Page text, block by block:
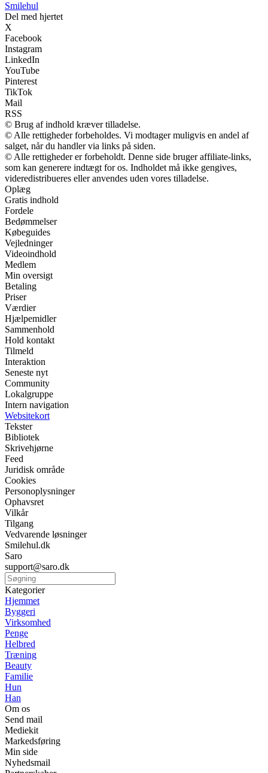
Smilehul
Del med hjertet
X
Facebook
Instagram
LinkedIn
YouTube
Pinterest
TikTok
Mail
RSS
© Brug af indhold kræver tilladelse.
© Alle rettigheder forbeholdes. Vi modtager muligvis en andel af
salget, når du handler via links på siden.
© Alle rettigheder er forbeholdt. Denne side bruger affiliate-links,
som kan generere indtægt for os. Indholdet må ikke gengives,
videredistribueres eller anvendes uden vores tilladelse.
Oplæg
Gratis indhold
Fordele
Bedømmelser
Købeguides
Vejledninger
Videoindhold
Medlem
Min oversigt
Betaling
Priser
Værdier
Hjælpemidler
Sammenhold
Hold kontakt
Tilmeld
Interaktion
Seneste nyt
Community
Lokalgruppe
Intern navigation
Websitekort
Tekster
Bibliotek
Skrivehjørne
Feed
Juridisk område
Cookies
Personoplysninger
Ophavsret
Vilkår
Tilgang
Vedvarende løsninger
Smilehul.dk
Saro
support@saro.dk
Kategorier
Hjemmet
Byggeri
Virksomhed
Penge
Helbred
Træning
Beauty
Familie
Hun
Han
Om os
Send mail
Mediekit
Markedsføring
Min side
Nyhedsmail